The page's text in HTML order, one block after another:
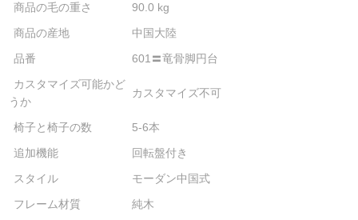
商品の毛の重さ
90.0 kg
商品の産地
中国大陸
品番
601〓竜骨脚円台
カスタマイズ可能かど
うか
カスタマイズ不可
椅子と椅子の数
5-6本
追加機能
回転盤付き
スタイル
モーダン中国式
フレーム材質
純木